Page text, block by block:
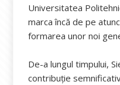
Universitatea
marca încă de pe
formarea unor noi
De-a lungul timpului,
contribuție